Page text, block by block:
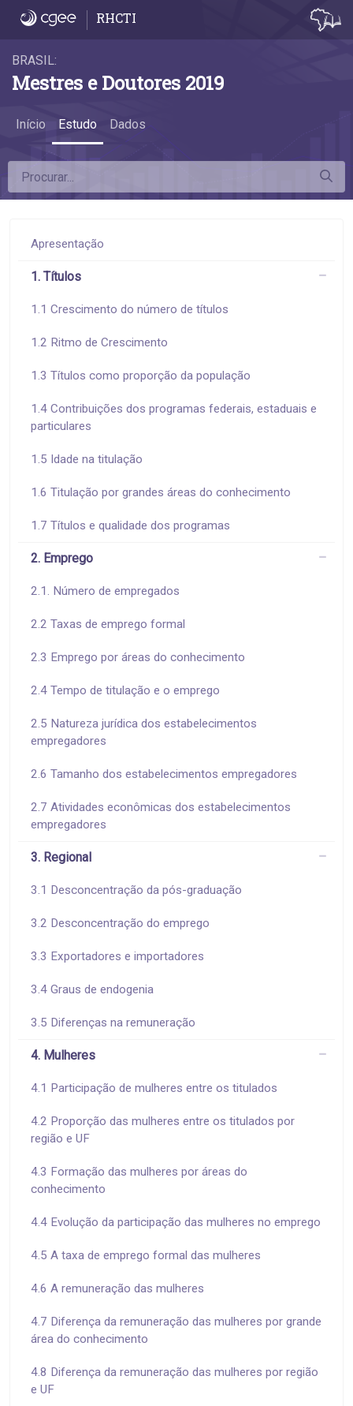
5.1 Mestres profissionais - 5.1 Mestres
RHCTI
BRASIL:
Mestres e Doutores 2019
Início Estudo Dados
Apresentação
1. Títulos
1.1 Crescimento do número de títulos
1.2 Ritmo de Crescimento
1.3 Títulos como proporção da população
1.4 Contribuições dos programas federais, estaduais e
particulares
1.5 Idade na titulação
1.6 Titulação por grandes áreas do conhecimento
1.7 Títulos e qualidade dos programas
2. Emprego
2.1. Número de empregados
2.2 Taxas de emprego formal
2.3 Emprego por áreas do conhecimento
2.4 Tempo de titulação e o emprego
2.5 Natureza jurídica dos estabelecimentos
empregadores
2.6 Tamanho dos estabelecimentos empregadores
2.7 Atividades econômicas dos estabelecimentos
empregadores
3. Regional
3.1 Desconcentração da pós-graduação
3.2 Desconcentração do emprego
3.3 Exportadores e importadores
3.4 Graus de endogenia
3.5 Diferenças na remuneração
4. Mulheres
4.1 Participação de mulheres entre os titulados
4.2 Proporção das mulheres entre os titulados por
região e UF
4.3 Formação das mulheres por áreas do
conhecimento
4.4 Evolução da participação das mulheres no emprego
4.5 A taxa de emprego formal das mulheres
4.6 A remuneração das mulheres
4.7 Diferença da remuneração das mulheres por grande
área do conhecimento
4.8 Diferença da remuneração das mulheres por região
e UF